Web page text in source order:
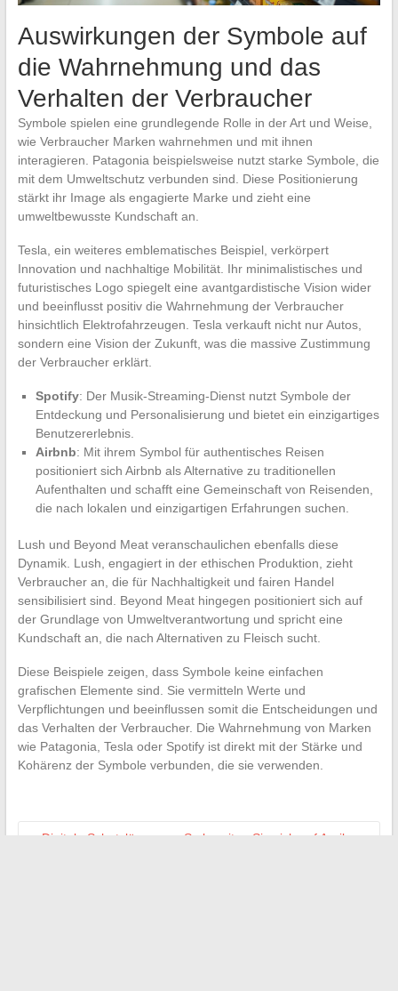
Auswirkungen der Symbole auf
die Wahrnehmung und das
Verhalten der Verbraucher
Symbole spielen eine grundlegende Rolle in der Art und Weise,
wie Verbraucher Marken wahrnehmen und mit ihnen
interagieren. Patagonia beispielsweise nutzt starke Symbole, die
mit dem Umweltschutz verbunden sind. Diese Positionierung
stärkt ihr Image als engagierte Marke und zieht eine
umweltbewusste Kundschaft an.
Tesla, ein weiteres emblematisches Beispiel, verkörpert
Innovation und nachhaltige Mobilität. Ihr minimalistisches und
futuristisches Logo spiegelt eine avantgardistische Vision wider
und beeinflusst positiv die Wahrnehmung der Verbraucher
hinsichtlich Elektrofahrzeugen. Tesla verkauft nicht nur Autos,
sondern eine Vision der Zukunft, was die massive Zustimmung
der Verbraucher erklärt.
Spotify: Der Musik-Streaming-Dienst nutzt Symbole der
Entdeckung und Personalisierung und bietet ein einzigartiges
Benutzererlebnis.
Airbnb: Mit ihrem Symbol für authentisches Reisen
positioniert sich Airbnb als Alternative zu traditionellen
Aufenthalten und schafft eine Gemeinschaft von Reisenden,
die nach lokalen und einzigartigen Erfahrungen suchen.
Lush und Beyond Meat veranschaulichen ebenfalls diese
Dynamik. Lush, engagiert in der ethischen Produktion, zieht
Verbraucher an, die für Nachhaltigkeit und fairen Handel
sensibilisiert sind. Beyond Meat hingegen positioniert sich auf
der Grundlage von Umweltverantwortung und spricht eine
Kundschaft an, die nach Alternativen zu Fleisch sucht.
Diese Beispiele zeigen, dass Symbole keine einfachen
grafischen Elemente sind. Sie vermitteln Werte und
Verpflichtungen und beeinflussen somit die Entscheidungen und
das Verhalten der Verbraucher. Die Wahrnehmung von Marken
wie Patagonia, Tesla oder Spotify ist direkt mit der Stärke und
Kohärenz der Symbole verbunden, die sie verwenden.
Digitale Schutzlösungen: So bereiten Sie sich auf April